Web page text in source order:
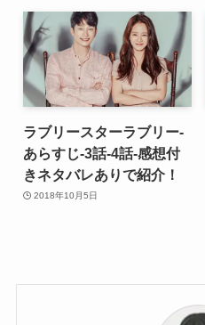
ラブリースターラブリー-
あらすじ-3話-4話-感想付
きネタバレありで紹介！
2018年10月5日